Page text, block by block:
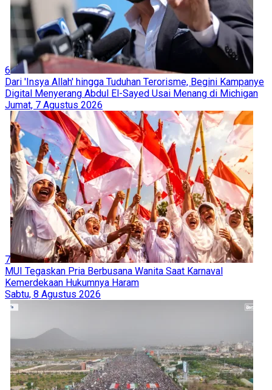
6
Dari 'Insya Allah' hingga Tuduhan Terorisme, Begini Kampanye
Digital Menyerang Abdul El-Sayed Usai Menang di Michigan
Jumat, 7 Agustus 2026
7
MUI Tegaskan Pria Berbusana Wanita Saat Karnaval
Kemerdekaan Hukumnya Haram
Sabtu, 8 Agustus 2026